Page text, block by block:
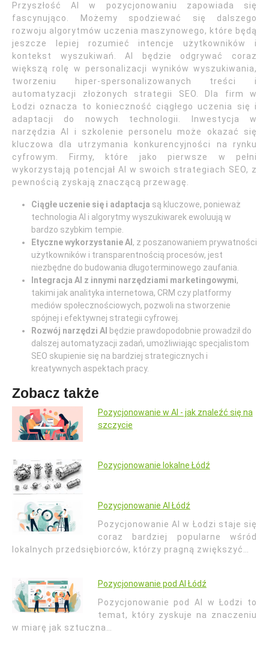
Przyszłość AI w pozycjonowaniu zapowiada się
fascynująco. Możemy spodziewać się dalszego
rozwoju algorytmów uczenia maszynowego, które będą
jeszcze lepiej rozumieć intencje użytkowników i
kontekst wyszukiwań. AI będzie odgrywać coraz
większą rolę w personalizacji wyników wyszukiwania,
tworzeniu hiper-spersonalizowanych treści i
automatyzacji złożonych strategii SEO. Dla firm w
Łodzi oznacza to konieczność ciągłego uczenia się i
adaptacji do nowych technologii. Inwestycja w
narzędzia AI i szkolenie personelu może okazać się
kluczowa dla utrzymania konkurencyjności na rynku
cyfrowym. Firmy, które jako pierwsze w pełni
wykorzystają potencjał AI w swoich strategiach SEO, z
pewnością zyskają znaczącą przewagę.
Ciągłe uczenie się i adaptacja są kluczowe, ponieważ
technologia AI i algorytmy wyszukiwarek ewoluują w
bardzo szybkim tempie.
Etyczne wykorzystanie AI , z poszanowaniem prywatności
użytkowników i transparentnością procesów, jest
niezbędne do budowania długoterminowego zaufania.
Integracja AI z innymi narzędziami marketingowymi,
takimi jak analityka internetowa, CRM czy platformy
mediów społecznościowych, pozwoli na stworzenie
spójnej i efektywnej strategii cyfrowej.
Rozwój narzędzi AI będzie prawdopodobnie prowadził do
dalszej automatyzacji zadań, umożliwiając specjalistom
SEO skupienie się na bardziej strategicznych i
kreatywnych aspektach pracy.
Zobacz także
Pozycjonowanie w AI - jak znaleźć się na
szczycie
Pozycjonowanie lokalne Łódź
Pozycjonowanie AI Łódź
Pozycjonowanie AI w Łodzi staje się
coraz bardziej popularne wśród
lokalnych przedsiębiorców, którzy pragną zwiększyć…
Pozycjonowanie pod AI Łódź
Pozycjonowanie pod AI w Łodzi to
temat, który zyskuje na znaczeniu
w miarę jak sztuczna…